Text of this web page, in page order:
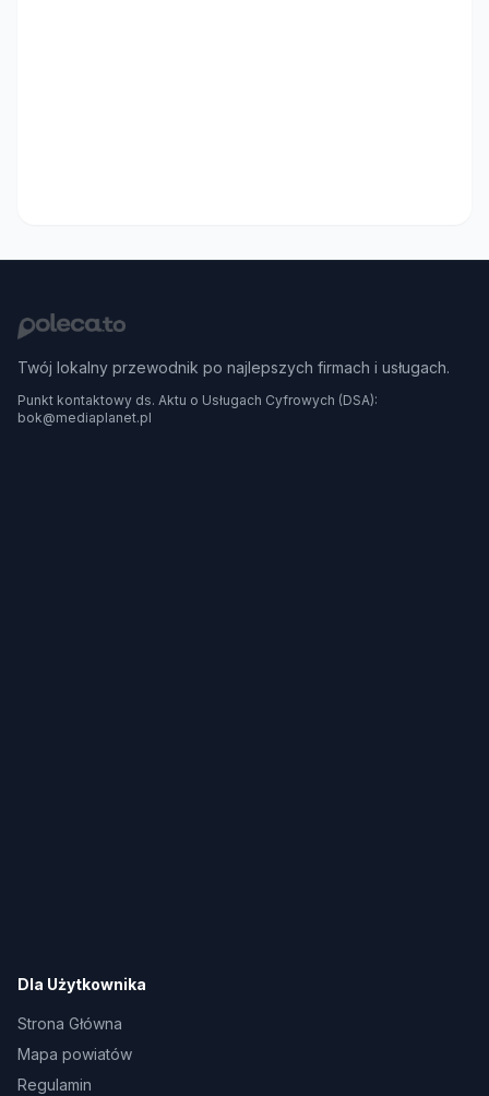
Twój lokalny przewodnik po najlepszych firmach i usługach.
Punkt kontaktowy ds. Aktu o Usługach Cyfrowych (DSA):
bok@mediaplanet.pl
Dla Użytkownika
Strona Główna
Mapa powiatów
Regulamin